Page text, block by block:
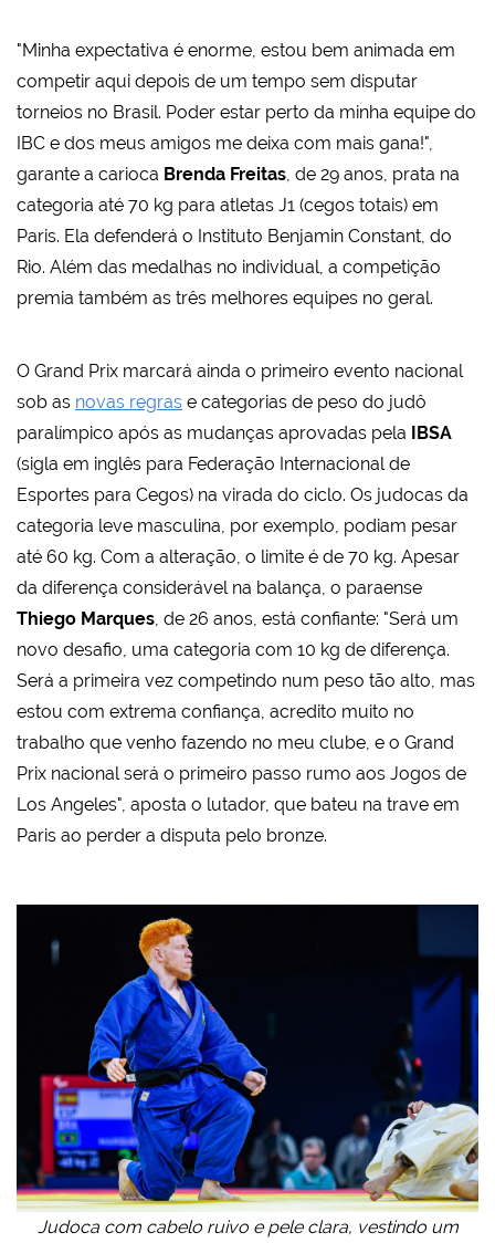
"Minha expectativa é enorme, estou bem animada em
competir aqui depois de um tempo sem disputar
torneios no Brasil. Poder estar perto da minha equipe do
IBC e dos meus amigos me deixa com mais gana!",
garante a carioca Brenda Freitas , de 29 anos, prata na
categoria até 70 kg para atletas J1 (cegos totais) em
Paris. Ela defenderá o Instituto Benjamin Constant, do
Rio. Além das medalhas no individual, a competição
premia também as três melhores equipes no geral.
O Grand Prix marcará ainda o primeiro evento nacional
sob as novas regras e categorias de peso do judô
paralímpico após as mudanças aprovadas pela IBSA
(sigla em inglês para Federação Internacional de
Esportes para Cegos) na virada do ciclo. Os judocas da
categoria leve masculina, por exemplo, podiam pesar
até 60 kg. Com a alteração, o limite é de 70 kg. Apesar
da diferença considerável na balança, o paraense
Thiego Marques , de 26 anos, está confiante: "Será um
novo desafio, uma categoria com 10 kg de diferença.
Será a primeira vez competindo num peso tão alto, mas
estou com extrema confiança, acredito muito no
trabalho que venho fazendo no meu clube, e o Grand
Prix nacional será o primeiro passo rumo aos Jogos de
Los Angeles", aposta o lutador, que bateu na trave em
Paris ao perder a disputa pelo bronze.
Judoca com cabelo ruivo e pele clara, vestindo um